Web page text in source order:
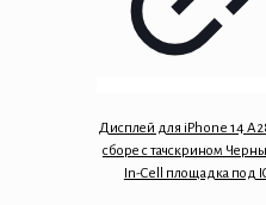
Дисплей для iPhone 14
сборе с тачскрином
In-Cell площадка под